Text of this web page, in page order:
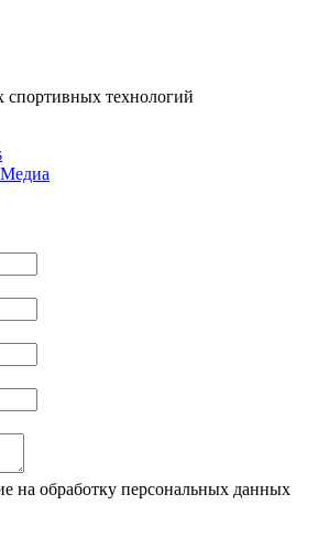
технологий
Медиа
на обработку персональных данных